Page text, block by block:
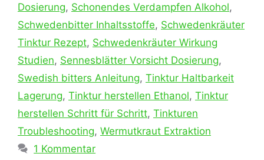
Dosierung, Schonendes Verdampfen Alkohol,
Schwedenbitter Inhaltsstoffe, Schwedenkräuter
Tinktur Rezept, Schwedenkräuter Wirkung
Studien, Sennesblätter Vorsicht Dosierung,
Swedish bitters Anleitung, Tinktur Haltbarkeit
Lagerung, Tinktur herstellen Ethanol, Tinktur
herstellen Schritt für Schritt, Tinkturen
Troubleshooting, Wermutkraut Extraktion
1 Kommentar